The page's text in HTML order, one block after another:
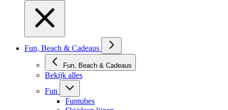
Fun, Beach & Cadeaus
Fun, Beach & Cadeaus
Bekijk alles
Fun
Funtubes